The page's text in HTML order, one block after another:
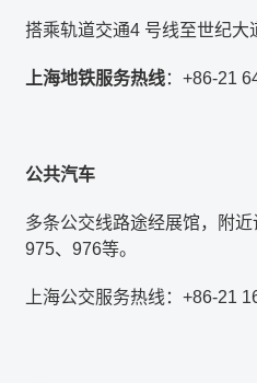
搭乘轨道交通4 号线至世纪大
上海地铁服务热线：+86-21
公共汽车
多条公交线路途经展馆，附
975、976等。
上海公交服务热线：+86-21